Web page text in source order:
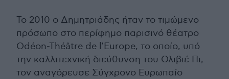
Το 2010 ο Δημητριάδης ήταν το τιμώμενο
πρόσωπο στο περίφημο παρισινό θέατρο
Odéon-Théâtre de l’Europe, το οποίο, υπό
την καλλιτεχνική διεύθυνση του Ολιβιέ Πι,
τον αναγόρευσε Σύγχρονο Ευρωπαίο